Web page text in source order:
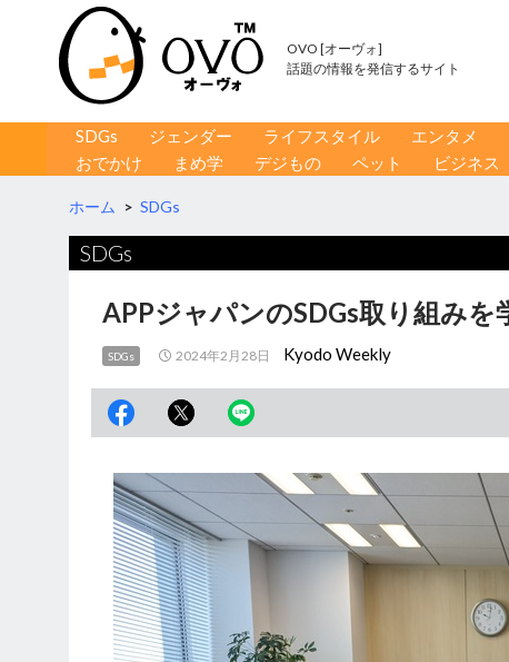
OVO [オーヴォ]
話題の情報を発信するサイト
コンテンツへ移動
SDGs ジェンダー ライフスタイル エンタメ
おでかけ
まめ学 デジもの ペット ビジネス
ホーム > SDGs
SDGs
APPジャパンのSDGs取り組み
SDGs 2024年2月28日 Kyodo Weekly